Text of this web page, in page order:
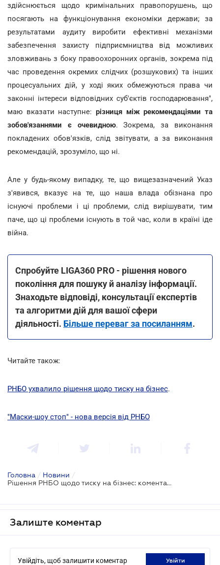
здійснюється щодо кримінальних правопорушень, що
посягають на функціонування економіки держави; за
результатами аудиту виробити ефективні механізми
забезпечення захисту підприємництва від можливих
зловживань з боку правоохоронних органів, зокрема під
час проведення окремих слідчих (розшукових) та інших
процесуальних дій, у ході яких обмежуються права чи
законні інтереси відповідних суб'єктів господарювання",
маю вказати наступне: різниця між рекомендаціями та
зобов'язаннями є очевидною. Зокрема, за виконання
покладених обов'язків, слід звітувати, а за виконання
рекомендацій, зрозуміло, що ні.
Але у будь-якому випадку, те, що вищезазначений Указ
з'явився, вказує на те, що наша влада обізнана про
існуючі проблеми і ці проблеми, слід вирішувати, тим
паче, що ці проблеми існують в той час, коли в країні іде
війна.
Спробуйте LIGA360 PRO - рішення нового
покоління для пошуку й аналізу інформації.
Знаходьте відповіді, консультації експертів
та алгоритми дій для вашої сфери
діяльності. Більше переваг за посиланням.
Читайте також:
РНБО ухвалило рішення щодо тиску на бізнес.
"Маски-шоу стоп" - нова версія від РНБО
Головна / Новини /
Рішення РНБО щодо тиску на бізнес: коментар юриста
Залиште коментар
Увійдіть, щоб залишити коментар увійти